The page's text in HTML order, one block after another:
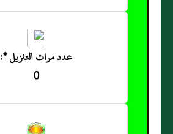
عدد مرات التنزيل *:
0